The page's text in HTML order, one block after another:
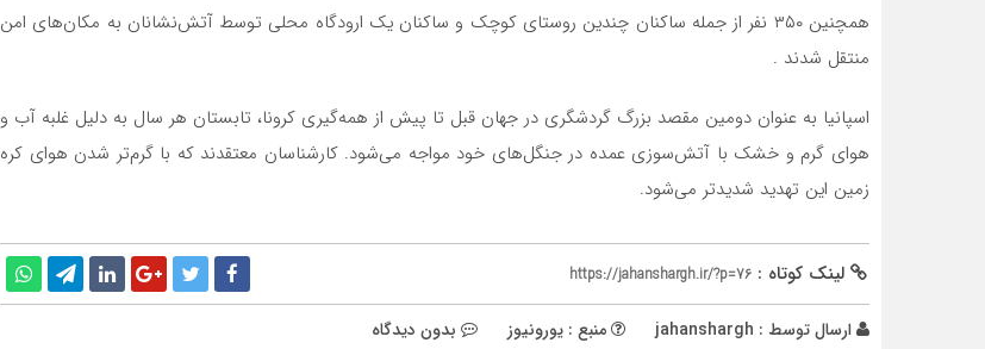
همچنین ۳۵۰ نفر از جمله ساکنان چندین روستای کوچک و ساکنان یک ارودگاه محلی توسط آتش‌نشانان به مکان‌های امن
منتقل شدند .
اسپانیا به عنوان دومین مقصد بزرگ گردشگری در جهان قبل تا پیش از همه‌گیری کرونا، تابستان هر سال به دلیل غلبه آب و
هوای گرم و خشک با آتش‌سوزی عمده در جنگل‌های خود مواجه می‌شود. کارشناسان معتقدند که با گرم‌تر شدن هوای کره
زمین این تهدید شدیدتر می‌شود.
لینک کوتاه : https://jahanshargh.ir/?p=76
ارسال توسط : jahanshargh منبع : یورونیوز بدون دیدگاه